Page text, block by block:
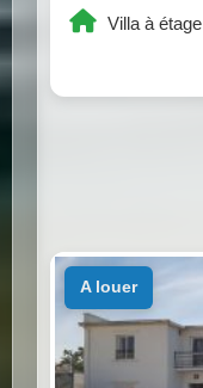
Villa à
a louer